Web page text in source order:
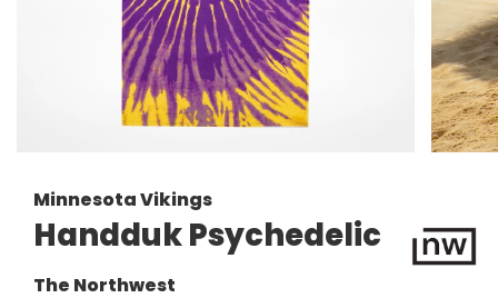
Minnesota Vikings
Handduk Psychedelic
The Northwest